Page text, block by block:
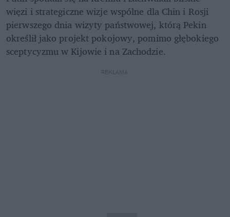
więzi i strategiczne wizje wspólne dla Chin i Rosji
pierwszego dnia wizyty państwowej, którą Pekin
określił jako projekt pokojowy, pomimo głębokiego
sceptycyzmu w Kijowie i na Zachodzie.
REKLAMA